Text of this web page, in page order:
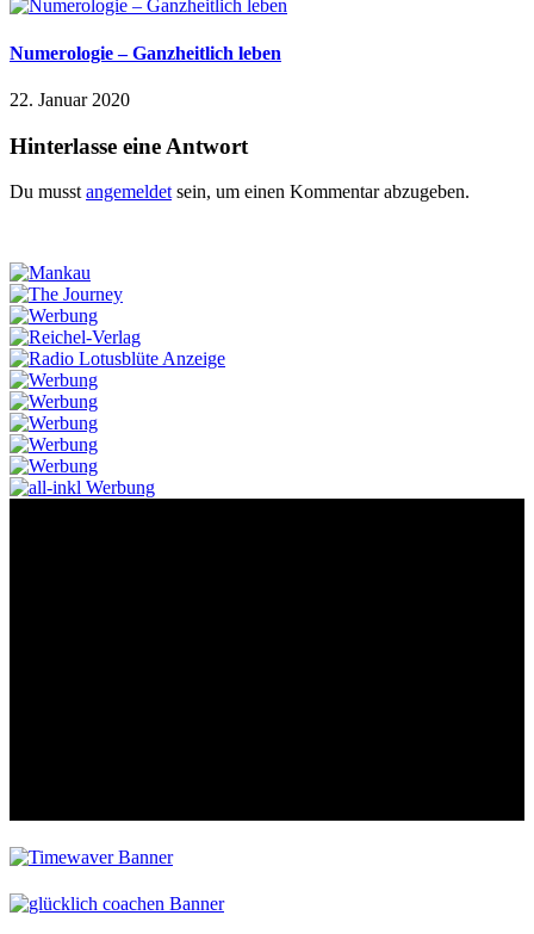
Numerologie – Ganzheitlich leben
22. Januar 2020
Hinterlasse eine Antwort
Du musst angemeldet sein, um einen Kommentar abzugeben.